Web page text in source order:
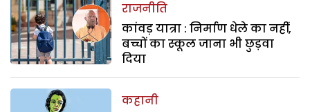
राजनीति
कांवड़ यात्रा : निर्माण धेले का नहीं,
बच्चों का स्कूल जाना भी छुड़वा
दिया
कहानी